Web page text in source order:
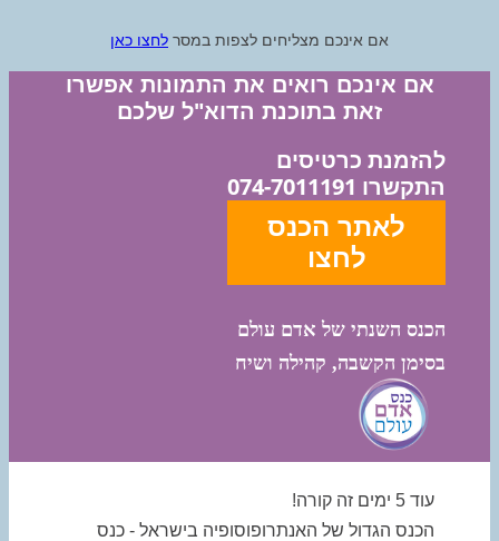
אם אינכם מצליחים לצפות במסר לחצו כאן
אם אינכם רואים את התמונות אפשרו
זאת בתוכנת הדוא"ל שלכם
להזמנת כרטיסים
התקשרו 074-7011191
לאתר הכנס
לחצו
הכנס השנתי של אדם עולם
בסימן הקשבה, קהילה ושיח
עוד 5 ימים זה קורה!
הכנס הגדול של האנתרופוסופיה בישראל - כנס